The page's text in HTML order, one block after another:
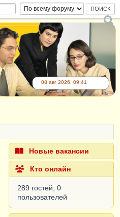
08 авг 2026, 09:41
Новые вакансии
Кто онлайн
289 гостей, 0
пользователей